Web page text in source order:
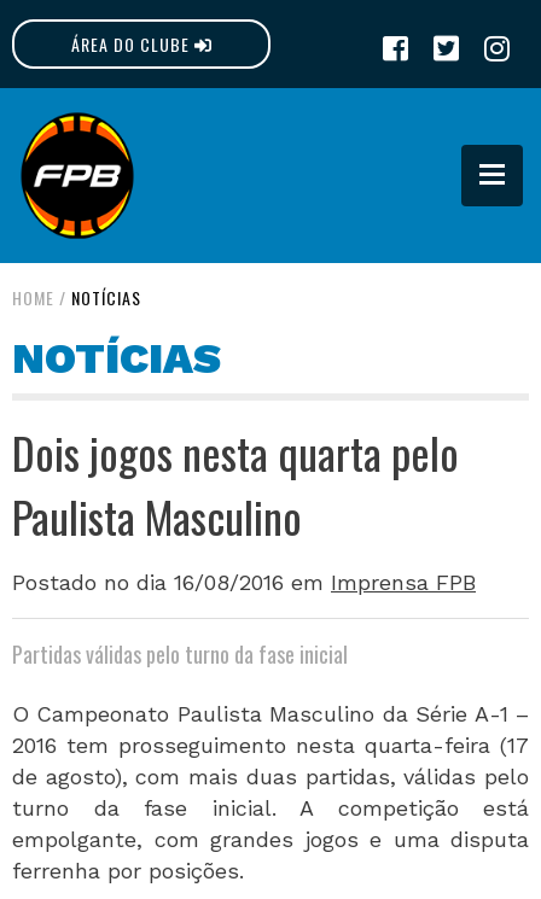
ÁREA DO CLUBE
FPB
HOME / NOTÍCIAS
NOTÍCIAS
Dois jogos nesta quarta pelo
Paulista Masculino
Postado no dia 16/08/2016 em Imprensa FPB
Partidas válidas pelo turno da fase inicial
O Campeonato Paulista Masculino da Série A-1 –
2016 tem prosseguimento nesta quarta-feira (17
de agosto), com mais duas partidas, válidas pelo
turno da fase inicial. A competição está
empolgante, com grandes jogos e uma disputa
ferrenha por posições.